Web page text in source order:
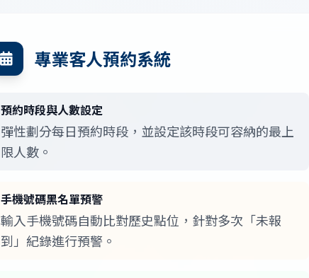
專業客人預約系統
預約時段與人數設定
彈性劃分每日預約時段，並設定該時段可容納的最上
限人數。
手機號碼黑名單預警
輸入手機號碼自動比對歷史點位，針對多次「未報
到」紀錄進行預警。